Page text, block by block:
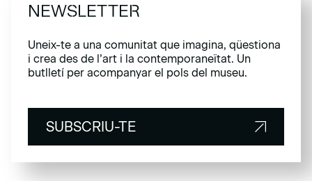
NEWSLETTER
Uneix-te a una comunitat que imagina, qüestiona
i crea des de l’art i la contemporaneïtat. Un
butlletí per acompanyar el pols del museu.
SUBSCRIU-TE
SUBSCRIU-TE